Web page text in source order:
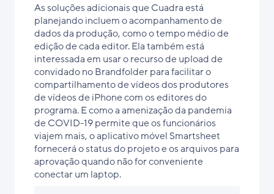
As soluções adicionais que Cuadra está
planejando incluem o acompanhamento de
dados da produção, como o tempo médio de
edição de cada editor. Ela também está
interessada em usar o recurso de upload de
convidado no Brandfolder para facilitar o
compartilhamento de vídeos dos produtores
de vídeos de iPhone com os editores do
programa. E como a amenização da pandemia
de COVID-19 permite que os funcionários
viajem mais, o aplicativo móvel Smartsheet
fornecerá o status do projeto e os arquivos para
aprovação quando não for conveniente
conectar um laptop.